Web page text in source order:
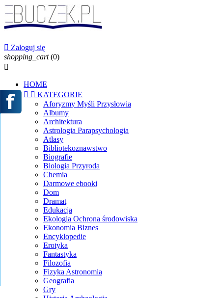
 Zaloguj się
shopping_cart (0)

HOME
  KATEGORIE
Aforyzmy Myśli Przysłowia
Albumy
Architektura
Astrologia Parapsychologia
Atlasy
Bibliotekoznawstwo
Biografie
Biologia Przyroda
Chemia
Darmowe ebooki
Dom
Dramat
Edukacja
Ekologia Ochrona środowiska
Ekonomia Biznes
Encyklopedie
Erotyka
Fantastyka
Filozofia
Fizyka Astronomia
Geografia
Gry